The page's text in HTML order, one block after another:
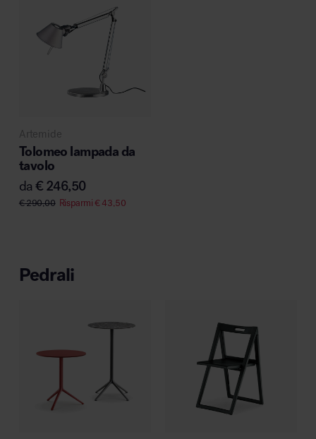
Artemide
Tolomeo lampada da
tavolo
da€ 246,50
€290,00 Risparmi€43,50
Pedrali